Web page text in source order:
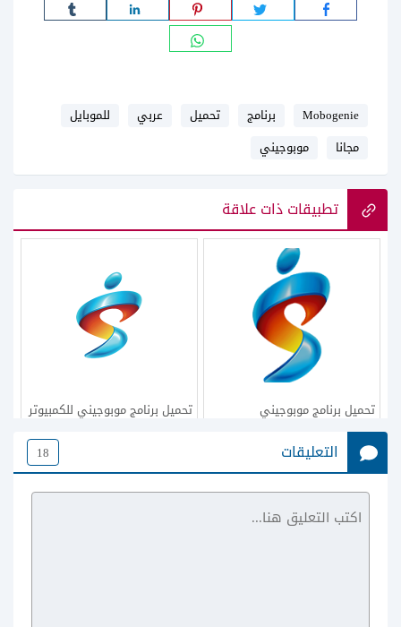
Mobogenie برنامج تحميل عربي
للموبايل
مجانا
موبوجيني
تطبيقات ذات علاقة
تحميل برنامج موبوجيني
مباشر
تحميل برنامج موبوجيني للكمبيوتر
عربي Mobogenie اخر اصدار
التعليقات 18